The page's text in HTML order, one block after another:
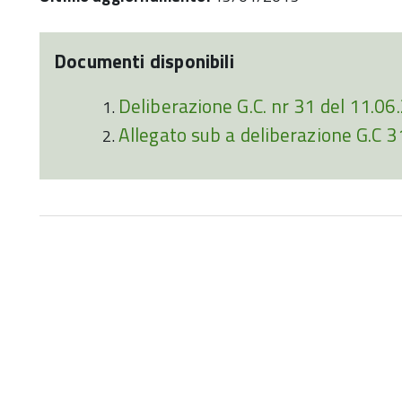
Documenti disponibili
Deliberazione G.C. nr 31 del
Allegato sub a deliberazione G.C